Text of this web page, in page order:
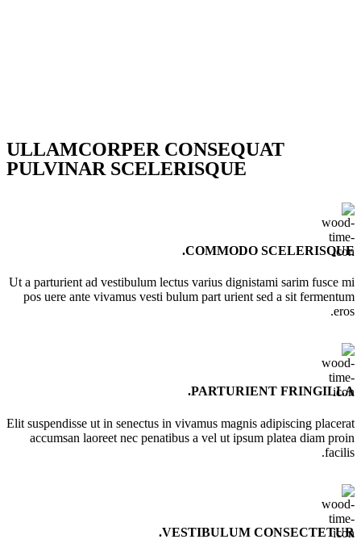
ULLAMCORPER CONSEQUAT
PULVINAR SCELERISQUE
COMMODO SCELERISQUE.
Ut a parturient ad vestibulum lectus varius dignistami sarim fusce mi
pos uere ante vivamus vesti bulum part urient sed a sit fermentum
eros.
PARTURIENT FRINGILLA.
Elit suspendisse ut in senectus in vivamus magnis adipiscing placerat
accumsan laoreet nec penatibus a vel ut ipsum platea diam proin
facilis.
VESTIBULUM CONSECTETUR.